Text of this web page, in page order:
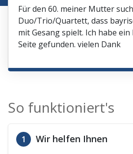
Für den 60. meiner Mutter
Duo/Trio/Quartett, dass
mit Gesang spielt. Ich habe
Seite gefunden. vielen Dank
So funktioniert's
1 Wir helfen Ihnen